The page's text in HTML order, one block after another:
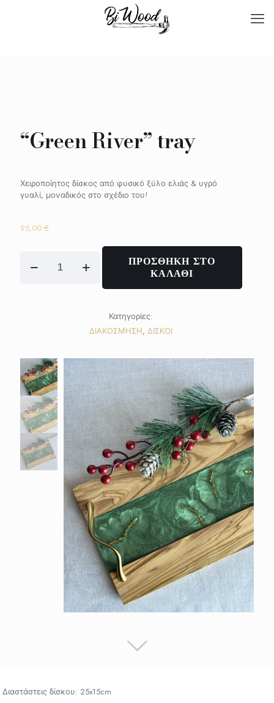
“Green River” tray
Χειροποίητος δίσκος από φυσικό ξύλο ελιάς & υγρό
γυαλί, μοναδικός στο σχέδιο του!
95,00 €
River"
ΠΡΟΣΘΗΚΗ ΣΤΟ
ΚΑΛΑΘΙ
Κατηγορίες:
ΔΙΑΚΟΣΜΗΣΗ,ΔΙΣΚΟΙ
Διαστάστεις δίσκου: 25x15cm